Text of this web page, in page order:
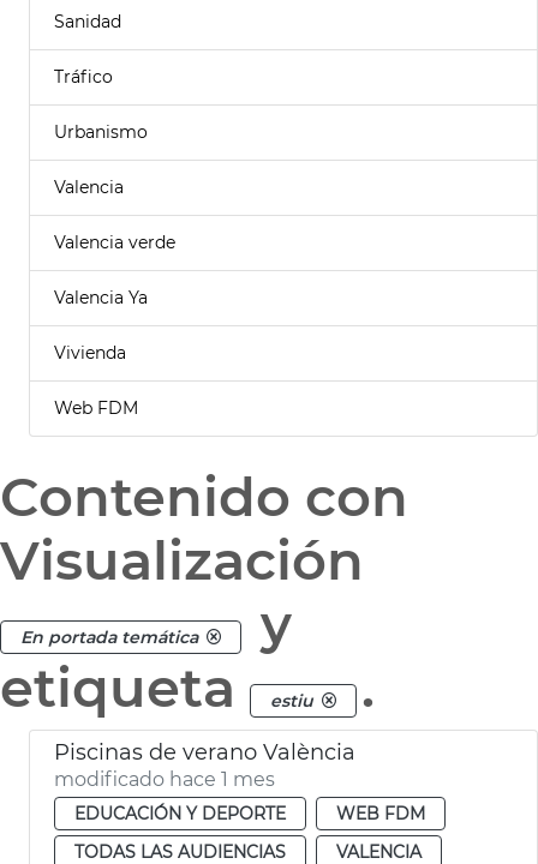
Sanidad
Tráfico
Urbanismo
Valencia
Valencia verde
Valencia Ya
Vivienda
Web FDM
Contenido con
Visualización
En portada temática
y
etiqueta
estiu .
Piscinas de verano València
modificado hace 1 mes
EDUCACIÓN Y DEPORTE
WEB FDM
TODAS LAS AUDIENCIAS
VALENCIA